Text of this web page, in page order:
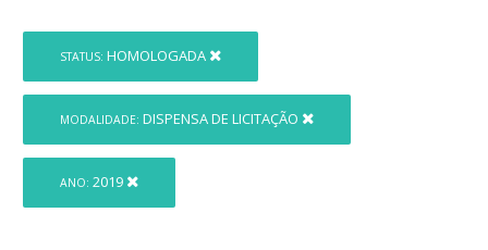
STATUS: HOMOLOGADA
MODALIDADE: DISPENSA DE LICITAÇÃO
ANO: 2019